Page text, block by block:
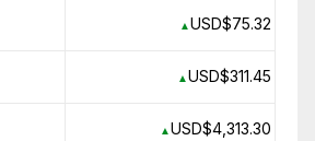
▲USD$75.32
▲USD$311.45
▲USD$4,313.30